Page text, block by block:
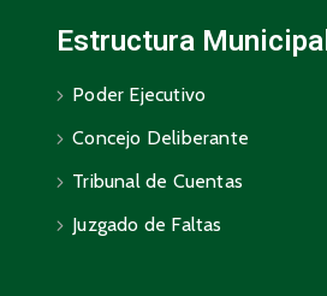
Estructura Municipal
Poder Ejecutivo
Concejo Deliberante
Tribunal de Cuentas
Juzgado de Faltas